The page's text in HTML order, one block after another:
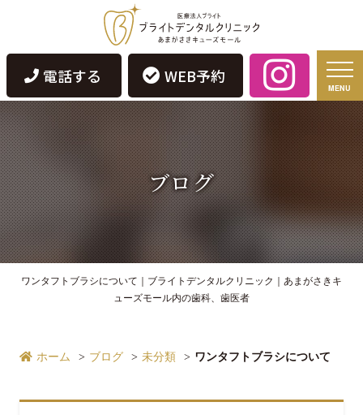
電話する WEB予約
MENU
ブログ
ワンタフトブラシについて｜ブライトデンタルクリニック｜あまがさきキ
ューズモール内の歯科、歯医者
ホーム ブログ 未分類 ワンタフトブラシについて